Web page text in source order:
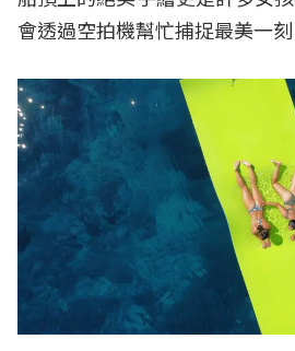
會透過空拍機幫忙捕捉最美一刻